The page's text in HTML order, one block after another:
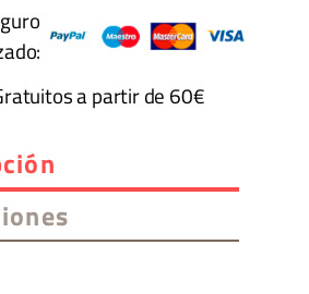
a partir de 60€